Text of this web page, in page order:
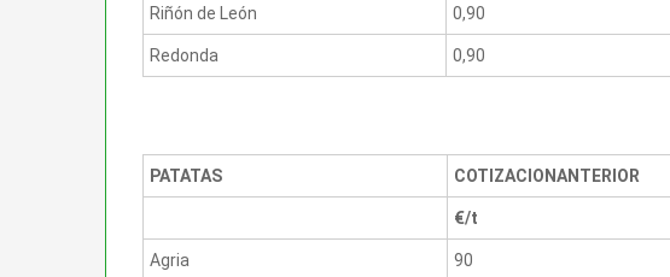
Riñón de León 0,90
Redonda 0,90
PATATAS COTIZACIONANTERIOR
€/t
Agria 90